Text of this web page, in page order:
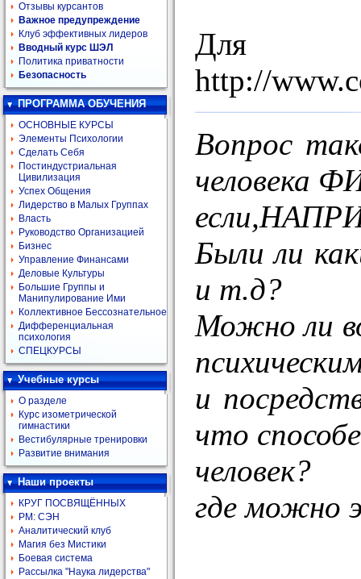
Отзывы курсантов
Важное предупреждение
Клуб эффективных лидеров
Вводный курс ШЭЛ
Политика приватности
Безопасность
ПРОГРАММА ОБУЧЕНИЯ
ОСНОВНЫЕ КУРСЫ
Элементы Психологии
Сделать Себя
Постиндустриальная
Цивилизация
Успех Общения
Лидерство в Малых Группах
Власть
Руководство Организацией
Бизнес
Управление Финансами
Деловые Культуры
Большие Группы и
Манипулирование Ими
Коллективное Бессознательное
Дифференциальная
психология
СПЕЦКУРСЫ
Учебные курсы
О разделе
Курс изометрической
гимнастики
Вестибулярные тренировки
Развитие внимания
Наши проекты
КРУГ ПОСВЯЩЁННЫХ
РМ: СЭН
Аналитический клуб
Магия без Мистики
Боевая система
Рассылка "Наука лидерства"
http://
Вопрос
человека
Были ли
и т.д?
Можно ли
и
что
человек?
где можно